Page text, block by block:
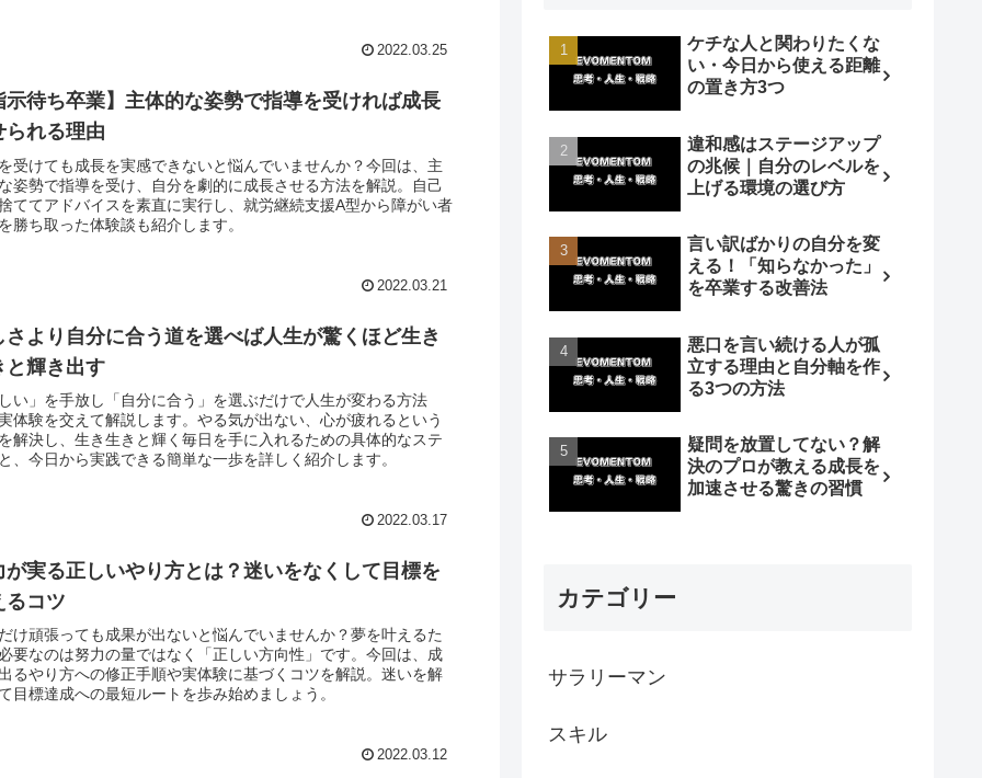
2022.03.25
示待ち卒業】主体的な姿勢で指導を受ければ成長
られる理由
受けても成長を実感できないと悩んでいませんか？今回は、主
姿勢で指導を受け、自分を劇的に成長させる方法を解説。自己
ててアドバイスを素直に実行し、就労継続支援A型から障がい者
勝ち取った体験談も紹介します。
2022.03.21
さより自分に合う道を選べば人生が驚くほど生き
と輝き出す
い」を手放し「自分に合う」を選ぶだけで人生が変わる方法
体験を交えて解説します。やる気が出ない、心が疲れるという
解決し、生き生きと輝く毎日を手に入れるための具体的なステ
、今日から実践できる簡単な一歩を詳しく紹介します。
2022.03.17
が実る正しいやり方とは？迷いをなくして目標を
るコツ
け頑張っても成果が出ないと悩んでいませんか？夢を叶えるた
要なのは努力の量ではなく「正しい方向性」です。今回は、成
るやり方への修正手順や実体験に基づくコツを解説。迷いを解
目標達成への最短ルートを歩み始めましょう。
2022.03.12
ケチな人と関わりたくな
い・今日から使える距離
の置き方3つ
違和感はステージアップ
の兆候｜自分のレベルを
上げる環境の選び方
言い訳ばかりの自分を変
える！「知らなかった」
を卒業する改善法
悪口を言い続ける人が孤
立する理由と自分軸を作
る3つの方法
疑問を放置してない？解
決のプロが教える成長を
加速させる驚きの習慣
カテゴリー
サラリーマン
スキル